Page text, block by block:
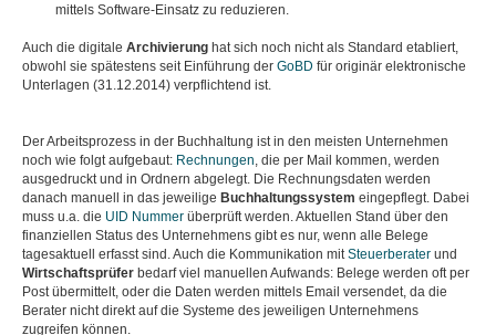
mittels Software-Einsatz zu reduzieren.
Auch die digitale Archivierung hat sich noch nicht als Standard etabliert,
obwohl sie spätestens seit Einführung der GoBD für originär elektronische
Unterlagen (31.12.2014) verpflichtend ist.
Der Arbeitsprozess in der Buchhaltung ist in den meisten Unternehmen
noch wie folgt aufgebaut: Rechnungen, die per Mail kommen, werden
ausgedruckt und in Ordnern abgelegt. Die Rechnungsdaten werden
danach manuell in das jeweilige Buchhaltungssystem eingepflegt. Dabei
muss u.a. die UID Nummer überprüft werden. Aktuellen Stand über den
finanziellen Status des Unternehmens gibt es nur, wenn alle Belege
tagesaktuell erfasst sind. Auch die Kommunikation mitSteuerberater und
Wirtschaftsprüfer bedarf viel manuellen Aufwands: Belege werden oft per
Post übermittelt, oder die Daten werden mittels Email versendet, da die
Berater nicht direkt auf die Systeme des jeweiligen Unternehmens
zugreifen können.